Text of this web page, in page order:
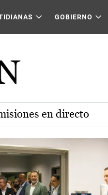
GOBIERNO
en directo